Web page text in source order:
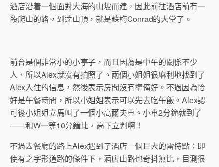
酒店沿着一個面對大海的山坡而建，因此前往酒店前有一
段爬山的路。到達山頂，就是蘇梅Conrad的大堂了。
前台是個非常小的小亭子，而且因為是中午的關係不少
人，所以Alex就沒有拍照了。兩個小姐姐很麻利地找到了
Alex入住的信息，然後表示房間沒有準備好。不過因為恰
好是午餐時間，所以小姐姐表示可以先去吃午飯。Alex認
可後小姐姐立馬叫了一個小高爾夫車。小車2分鐘就到了
——和W一等10分鐘比，高下立判啊！
不過去餐廳的路上Alex遇到了酒店一個巨大的雷特點：即
使有之字形道路的條件下，酒店山路也奇抖無比，目測很